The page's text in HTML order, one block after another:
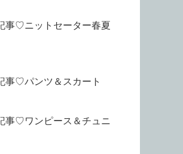
事♡ニットセーター春夏
事♡パンツ＆スカート
事♡ワンピース＆チュニ